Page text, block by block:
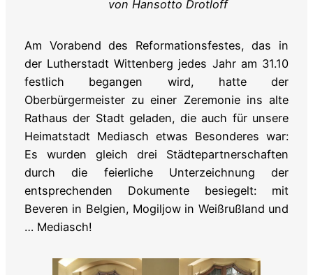
von Hansotto Drotloff
Am Vorabend des Reformationsfestes, das in
der Lutherstadt Wittenberg jedes Jahr am 31.10
festlich begangen wird, hatte der
Oberbürgermeister zu einer Zeremonie ins alte
Rathaus der Stadt geladen, die auch für unsere
Heimatstadt Mediasch etwas Besonderes war:
Es wurden gleich drei Städtepartnerschaften
durch die feierliche Unterzeichnung der
entsprechenden Dokumente besiegelt: mit
Beveren in Belgien, Mogiljow in Weißrußland und
… Mediasch!